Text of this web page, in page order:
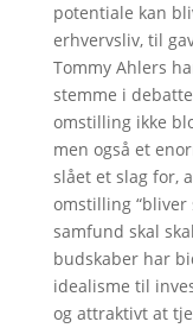
potentiale kan
erhvervsliv, til
Tommy Ahlers
stemme i
omstilling ikke
men også et
slået et slag for,
omstilling “bliver
samfund skal
budskaber har
idealisme til
og attraktivt at